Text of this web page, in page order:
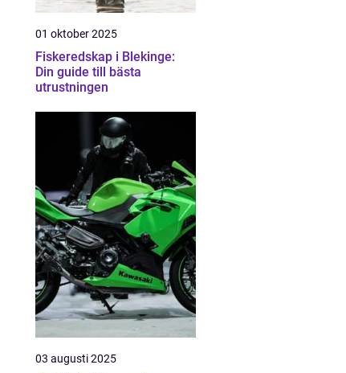
01 oktober 2025
Fiskeredskap i Blekinge:
Din guide till bästa
utrustningen
03 augusti 2025